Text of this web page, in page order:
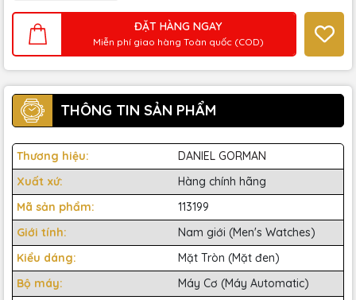
ĐẶT HÀNG NGAY
Miễn phí giao hàng Toàn quốc (COD)
THÔNG TIN SẢN PHẨM
Thương hiệu:
DANIEL GORMAN
Xuất xứ:
Hàng chính hãng
Mã sản phẩm:
113199
Giới tính:
Nam giới (Men's Watches)
Kiểu dáng:
Mặt Tròn (Mặt đen)
Bộ máy:
Máy Cơ (Máy Automatic)